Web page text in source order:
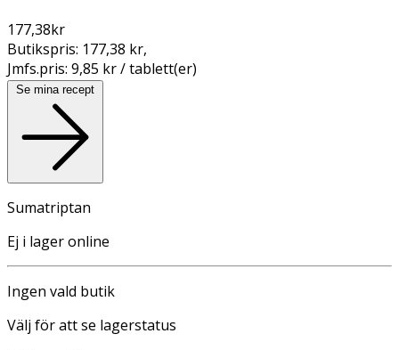
177,38kr
Butikspris: 177,38 kr,
Jmfs.pris: 9,85 kr / tablett(er)
Se mina recept
Sumatriptan
Ej i lager online
Ingen vald butik
Välj för att se lagerstatus